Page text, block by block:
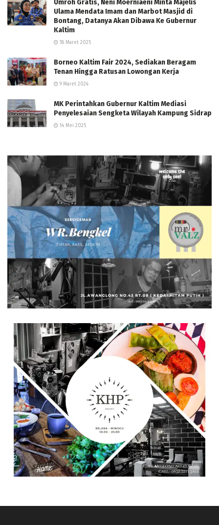
Umroh Gratis, Neni Moerniaeni Minta Majelis
Ulama Mendata Imam dan Marbot Masjid di
Bontang, Datanya Akan Dibawa Ke Gubernur
Kaltim
18 Maret 2025
Borneo Kaltim Fair 2024, Sediakan Beragam
Tenan Hingga Ratusan Lowongan Kerja
9 Maret 2024
MK Perintahkan Gubernur Kaltim Mediasi
Penyelesaian Sengketa Wilayah Kampung Sidrap
14 Mei 2025